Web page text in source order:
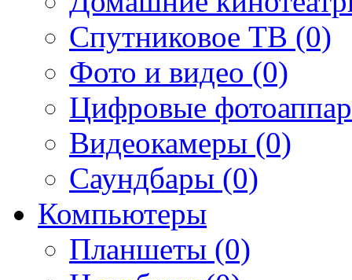
Спутниковое ТВ (0)
Фото и видео (0)
Цифровые
Видеокамеры (0)
Саундбары (0)
Компьютеры
Планшеты (0)